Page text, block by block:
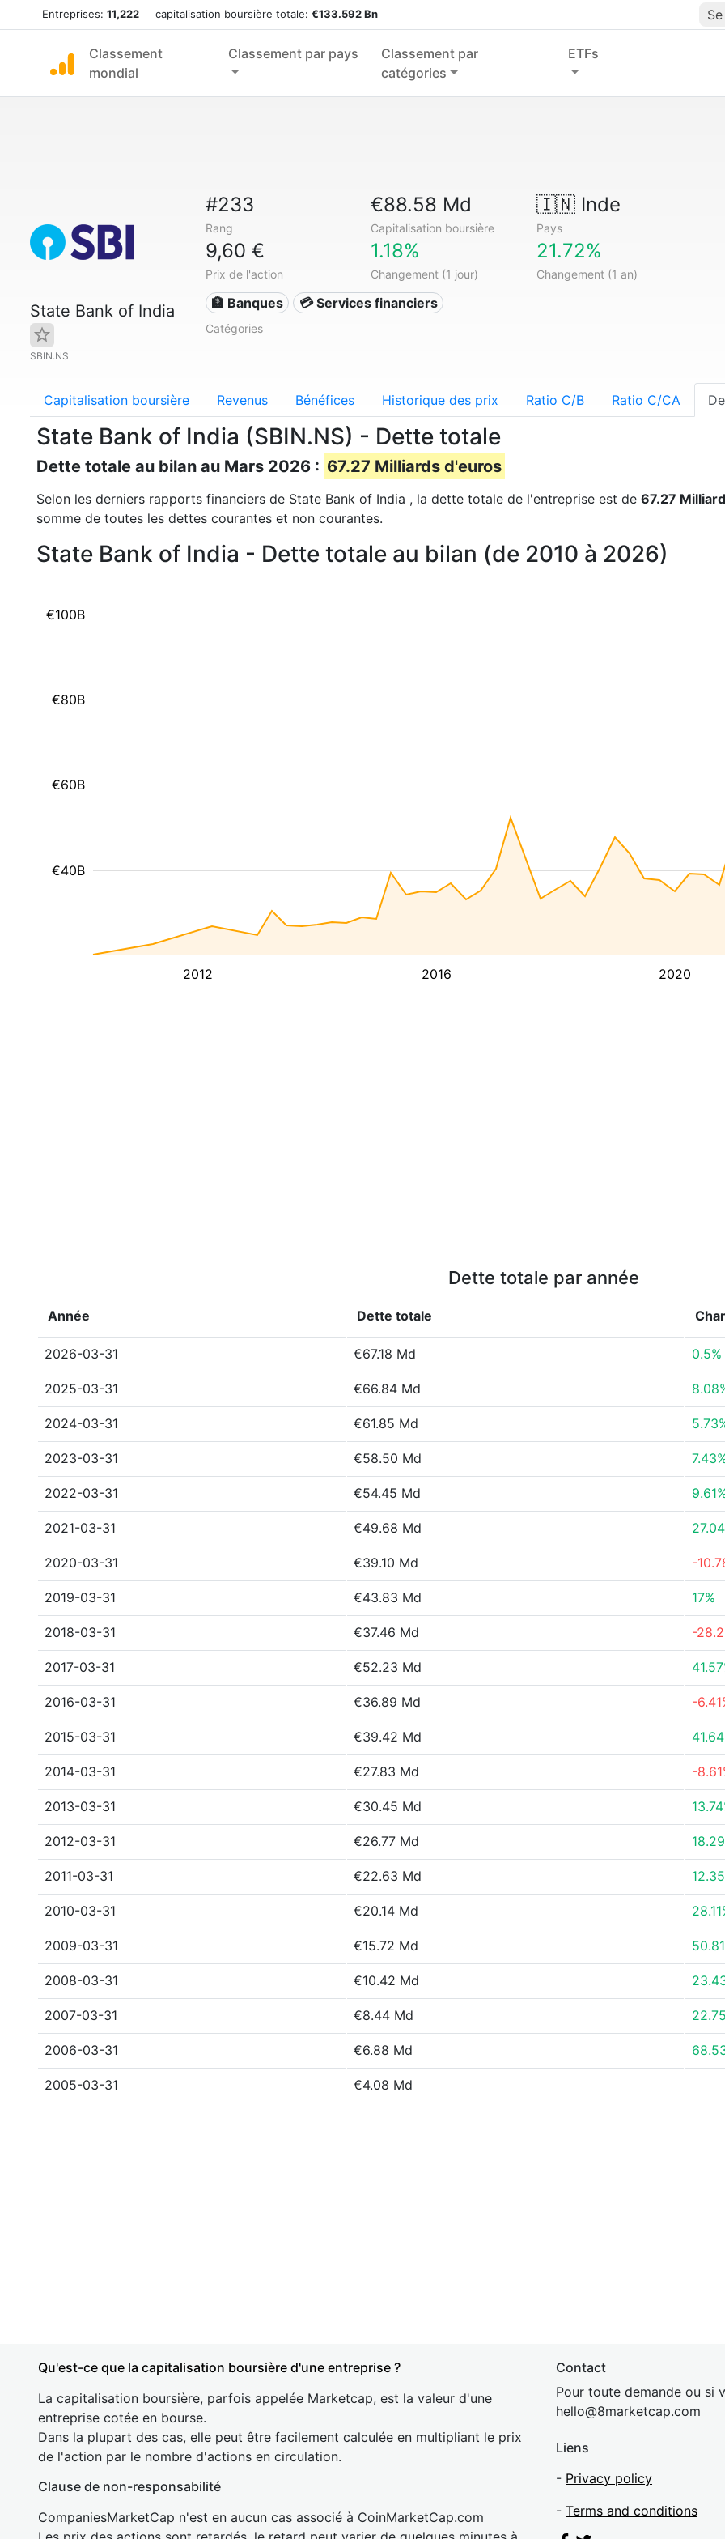
Entreprises: 11,222 capitalisation boursière totale: €133.592 Bn
Classement
mondial
Classement par pays
Classement par
catégories
ETFs
State Bank of India
SBIN.NS
#233
Rang
€88.58 Md
Capitalisation boursière
🇮🇳Inde
Pays
9,60 €
Prix de l'action
1.18%
Changement (1 jour)
21.72%
Changement (1 an)
🏦 Banques 💳 Services financiers
Catégories
Capitalisation boursière Revenus Bénéfices Historique des prix Ratio C/B Ratio C/CA
State Bank of India (SBIN.NS) - Dette totale
Dette totale au bilan au Mars 2026 : 67.27 Milliards d'euros
Selon les derniers rapports financiers de State Bank of India , la dette totale de l'entreprise est de 67.27
somme de toutes les dettes courantes et non courantes.
State Bank of India - Dette totale au bilan (de 2010 à 2026)
2012 2016 2020
€40B
€60B
€80B
€100B
Dette totale par année
Année Dette totale
2026-03-31 €67.18 Md 0.5%
2025-03-31 €66.84 Md
2024-03-31 €61.85 Md
2023-03-31 €58.50 Md
2022-03-31 €54.45 Md
2021-03-31 €49.68 Md
2020-03-31 €39.10 Md -
2019-03-31 €43.83 Md 17%
2018-03-31 €37.46 Md -
2017-03-31 €52.23 Md
2016-03-31 €36.89 Md -
2015-03-31 €39.42 Md
2014-03-31 €27.83 Md -
2013-03-31 €30.45 Md
2012-03-31 €26.77 Md
2011-03-31 €22.63 Md
2010-03-31 €20.14 Md
2009-03-31 €15.72 Md
2008-03-31 €10.42 Md
2007-03-31 €8.44 Md
2006-03-31 €6.88 Md
2005-03-31 €4.08 Md
Qu'est-ce que la capitalisation boursière d'une entreprise ?
La capitalisation boursière, parfois appelée Marketcap, est la valeur d'une
entreprise cotée en bourse.
Dans la plupart des cas, elle peut être facilement calculée en multipliant le prix
de l'action par le nombre d'actions en circulation.
Clause de non-responsabilité
CompaniesMarketCap n'est en aucun cas associé à CoinMarketCap.com
Contact
Pour toute demande ou si
hello@8marketcap.com
Liens
- Privacy policy
- Terms and conditions